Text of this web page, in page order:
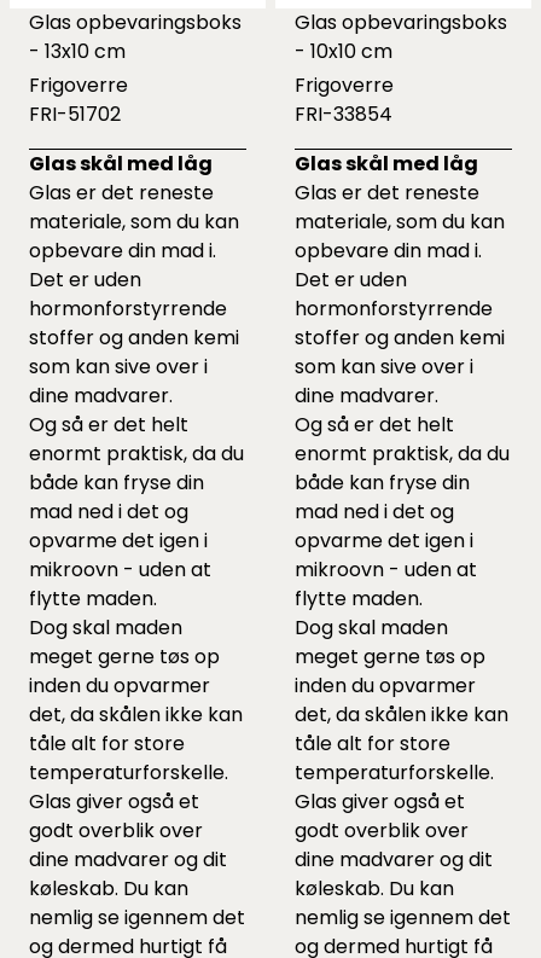
Glas opbevaringsboks
- 13x10 cm
Frigoverre
FRI-51702
Glas skål med låg
Glas er det reneste
materiale, som du kan
opbevare din mad i.
Det er uden
hormonforstyrrende
stoffer og anden kemi
som kan sive over i
dine madvarer.
Og så er det helt
enormt praktisk, da du
både kan fryse din
mad ned i det og
opvarme det igen i
mikroovn - uden at
flytte maden.
Dog skal maden
meget gerne tøs op
inden du opvarmer
det, da skålen ikke kan
tåle alt for store
temperaturforskelle.
Glas giver også et
godt overblik over
dine madvarer og dit
køleskab. Du kan
nemlig se igennem det
og dermed hurtigt få
Glas opbevaringsboks
- 10x10 cm
Frigoverre
FRI-33854
Glas skål med låg
Glas er det reneste
materiale, som du kan
opbevare din mad i.
Det er uden
hormonforstyrrende
stoffer og anden kemi
som kan sive over i
dine madvarer.
Og så er det helt
enormt praktisk, da du
både kan fryse din
mad ned i det og
opvarme det igen i
mikroovn - uden at
flytte maden.
Dog skal maden
meget gerne tøs op
inden du opvarmer
det, da skålen ikke kan
tåle alt for store
temperaturforskelle.
Glas giver også et
godt overblik over
dine madvarer og dit
køleskab. Du kan
nemlig se igennem det
og dermed hurtigt få